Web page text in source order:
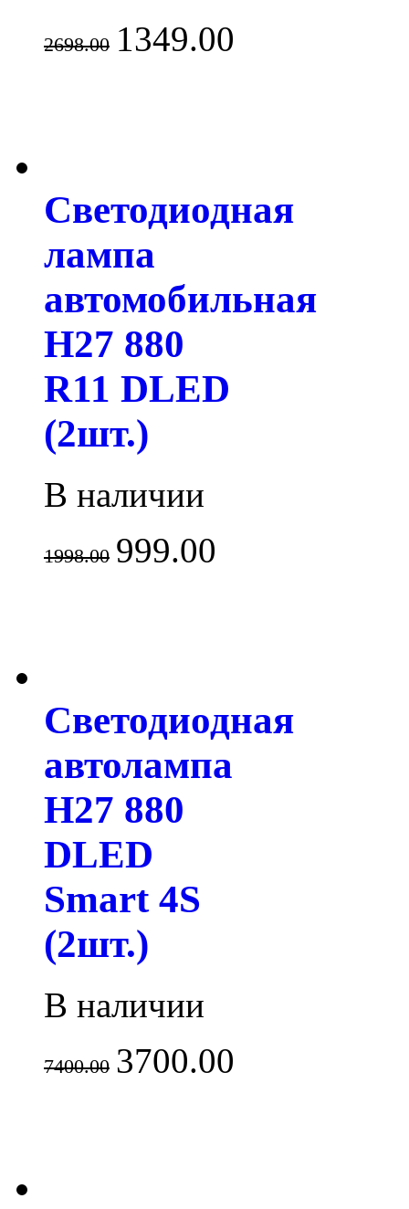
2698.00 1349.00
Светодиодная
лампа
автомобильная
H27 880
R11 DLED
(2шт.)
В наличии
1998.00 999.00
Светодиодная
автолампа
H27 880
DLED
Smart 4S
(2шт.)
В наличии
7400.00 3700.00